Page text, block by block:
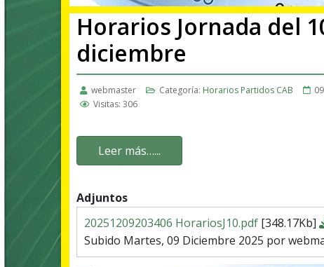
Horarios Jornada del
diciembre
webmaster Categoría: Horarios Partidos CAB
Visitas: 306
Leer más…...
Adjuntos
20251209203406 HorariosJ10.pdf [348.17Kb]
Subido Martes, 09 Diciembre 2025 por